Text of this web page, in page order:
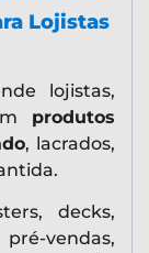
Lojistas
lojistas,
produtos
, lacrados,
decks,
vendas,